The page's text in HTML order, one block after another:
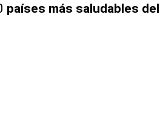
países más saludables del